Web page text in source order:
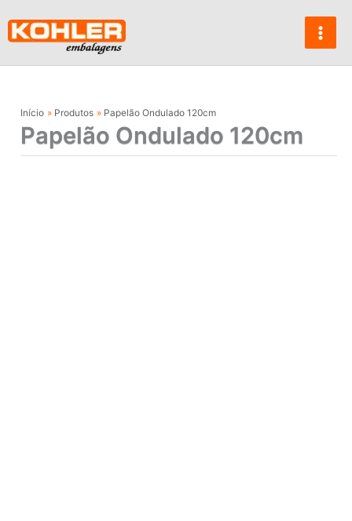
para
conteúdo
Início Produtos Papelão Ondulado 120cm
Papelão Ondulado 120cm